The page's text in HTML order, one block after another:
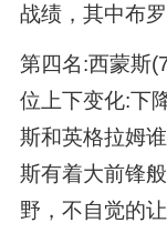
战绩，其中布
第四名:西蒙斯
位上下变化:下
斯和英格拉姆
斯有着大前锋
野，不自觉的